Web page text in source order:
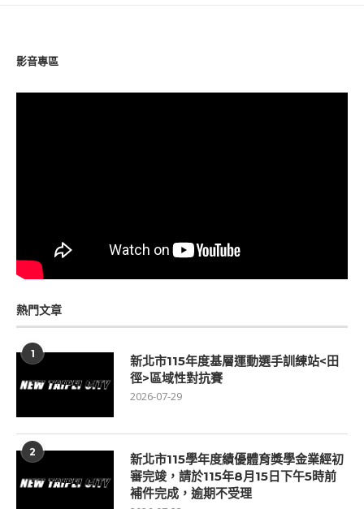
影音專區
熱門文章
1
新北市115年度基層運動選手訓練站<田
徑>區域性對抗賽
2026-07-29
2
新北市115學年度績優體育獎學金業經初
審完竣，請於115年8月15日下午5時前
補件完成，逾期不受理